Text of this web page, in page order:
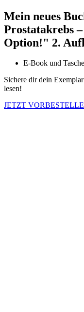
Mein neues
Prostatakrebs
Option!" 2.
E-Book und
Sichere dir dein
lesen!
JETZT